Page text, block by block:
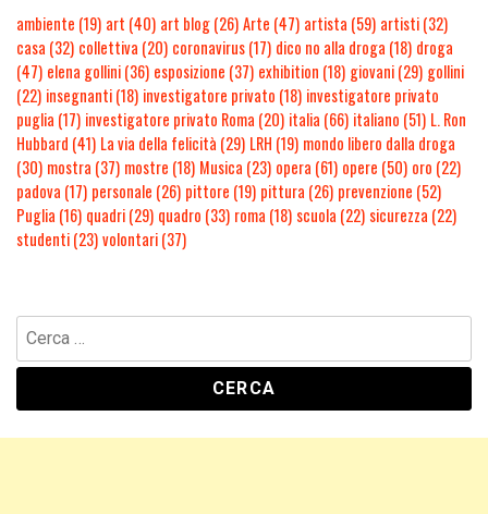
ambiente (19) art (40) art blog(26)Arte (47) artista (59) artisti(32)
casa (32) collettiva (20) coronavirus(17) dico no alla droga (18) droga
(47) elena gollini(36) esposizione (37) exhibition (18) giovani(29) gollini
(22) insegnanti(18) investigatore privato (18) investigatore privato
puglia (17) investigatore privato Roma (20) italia (66) italiano (51) L. Ron
Hubbard (41) La via della felicità (29) LRH (19) mondo libero dalla droga
(30) mostra (37) mostre (18) Musica (23) opera (61) opere (50) oro (22)
padova (17) personale (26) pittore (19) pittura (26) prevenzione (52)
Puglia (16) quadri(29) quadro (33) roma (18) scuola (22) sicurezza (22)
studenti(23)volontari(37)